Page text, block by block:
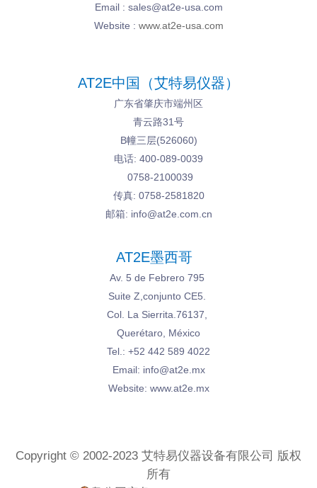
Email : sales@at2e-usa.com
Website : www.at2e-usa.com
AT2E中国（艾特易仪器）
广东省肇庆市端州区
青云路31号
B幢三层(526060)
电话: 400-089-0039
0758-2100039
传真: 0758-2581820
邮箱: info@at2e.com.cn
AT2E墨西哥
Av. 5 de Febrero 795
Suite Z, conjunto CE5.
Col. La Sierrita. 76137,
Querétaro, México
Tel.: +52 442 589 4022
Email: info@at2e.mx
Website: www.at2e.mx
Copyright © 2002-2023 艾特易仪器设备有限公司 版权
所有